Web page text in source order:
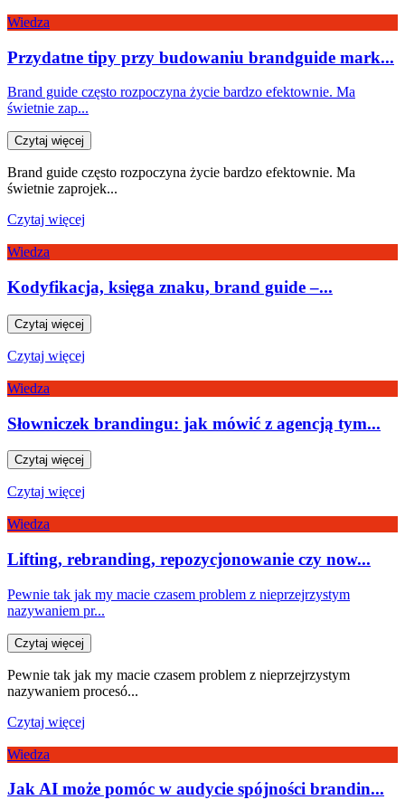
Wiedza
Przydatne tipy przy budowaniu brandguide mark...
Brand guide często rozpoczyna życie bardzo efektownie. Ma
świetnie zap...
Czytaj więcej
Brand guide często rozpoczyna życie bardzo efektownie. Ma
świetnie zaprojek...
Czytaj więcej
Wiedza
Kodyfikacja, księga znaku, brand guide –...
Czytaj więcej
Czytaj więcej
Wiedza
Słowniczek brandingu: jak mówić z agencją tym...
Czytaj więcej
Czytaj więcej
Wiedza
Lifting, rebranding, repozycjonowanie czy now...
Pewnie tak jak my macie czasem problem z nieprzejrzystym
nazywaniem pr...
Czytaj więcej
Pewnie tak jak my macie czasem problem z nieprzejrzystym
nazywaniem procesó...
Czytaj więcej
Wiedza
Jak AI może pomóc w audycie spójności brandin...